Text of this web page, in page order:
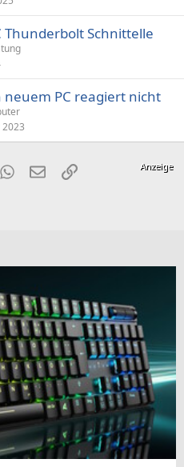
Thunderbolt Schnittelle
neuem PC reagiert nicht
WhatsApp
E-MailLink